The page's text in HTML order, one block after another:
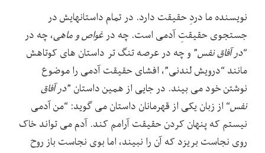
نویسنده ما دردِ حقیقت دارد. در تمام داستانهایش در
جستجوی حقیقتِ آدمی است. چه در غواص و ماهی‏، چه در
“در آفاق نفس” و چه در عرصه تنگ تر داستان های کوتاهش
مانند “درویش لندنی”، افشای حقیقت آدمی را موضوع
نوشتن خود می بیند. در جایی از همین داستان ”در آفاق
نفس“ از زبان یکی از قهرمانان داستان می گوید: “من آدمی
نیستم که پنهان کردن حقیقت آرامم کند. آدم می تواند خاک
روی نجاست بریزد که آن را نبیند، اما بوی نجاست باز روح